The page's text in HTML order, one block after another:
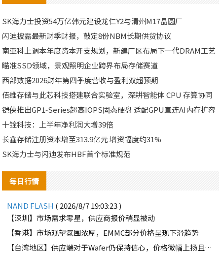
SK海力士投资54万亿韩元建设龙仁Y2与清州M17晶圆厂
闪迪披露最新财季财报，敲定8份NBM长期供货协议
南亚科上调本年度资本开支规划，新建厂区布局下一代DRAM工艺
瞄准SSD领域，景观照明企业跨界布局存储赛道
西部数据2026财年第四季度营收与盈利双超预期
佰维存储与此芯科技搭建联合实验室，深耕智能体 CPU 存算协同
铠侠推出GP1‑Series超高IOPS固态硬盘 适配GPU直连AI内存扩容
十铨科技：上半年净利润大增39倍
长鑫存储注册资本增至313.9亿元 增资幅度约31%
SK海力士与闪迪发布HBF首个标准规范
每日行情
NAND FLASH ( 2026/8/7 19:03:23 )
【深圳】市场需求零星，供应商报价稍显被动
【香港】市场观望氛围浓厚，EMMC部分价格呈现下滑趋势
【台湾地区】供应端对于Wafer仍保持信心，价格微幅上扬且惜售态度不变